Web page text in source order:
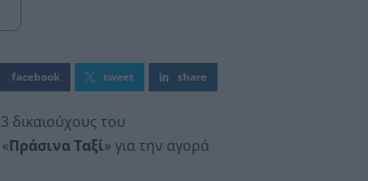
facebook tweet share
δικαιούχους του
Πράσινα Ταξί» για την αγορά